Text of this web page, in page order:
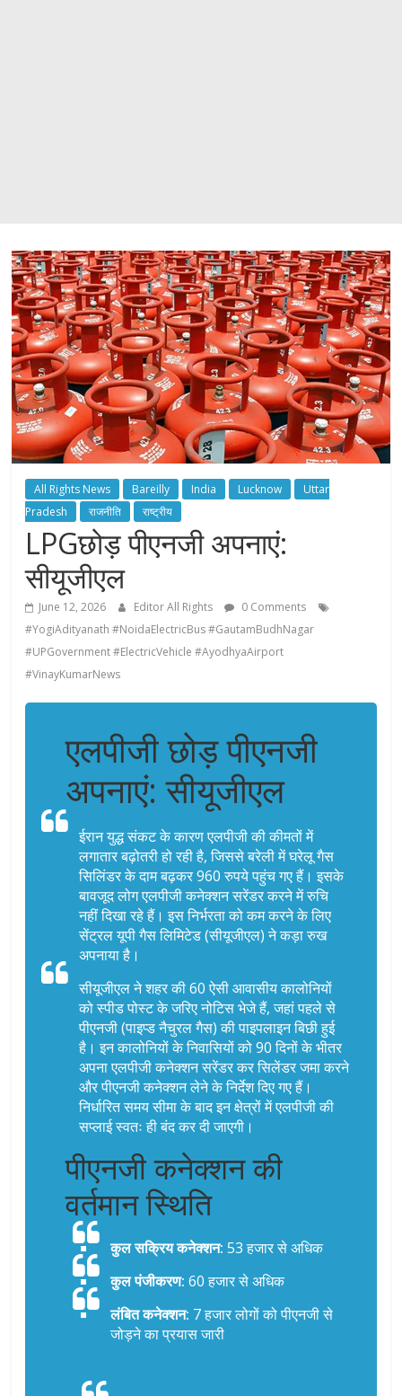
All Rights News Bareilly India Lucknow
Uttar
Pradesh
राजनीति राष्ट्रीय
LPGछोड़ पीएनजी अपनाएं:
सीयूजीएल
June 12, 2026 Editor All Rights
0 Comments
#YogiAdityanath #NoidaElectricBus #GautamBudhNagar
#UPGovernment #ElectricVehicle #AyodhyaAirport
#VinayKumarNews
एलपीजी छोड़ पीएनजी
अपनाएं: सीयूजीएल
ईरान युद्ध संकट के कारण एलपीजी की कीमतों में
लगातार बढ़ोतरी हो रही है, जिससे बरेली में घरेलू गैस
सिलिंडर के दाम बढ़कर 960 रुपये पहुंच गए हैं। इसके
बावजूद लोग एलपीजी कनेक्शन सरेंडर करने में रुचि
नहीं दिखा रहे हैं। इस निर्भरता को कम करने के लिए
सेंट्रल यूपी गैस लिमिटेड (सीयूजीएल) ने कड़ा रुख
अपनाया है।
सीयूजीएल ने शहर की 60 ऐसी आवासीय कालोनियों
को स्पीड पोस्ट के जरिए नोटिस भेजे हैं, जहां पहले से
पीएनजी (पाइप्ड नैचुरल गैस) की पाइपलाइन बिछी हुई
है। इन कालोनियों के निवासियों को 90 दिनों के भीतर
अपना एलपीजी कनेक्शन सरेंडर कर सिलेंडर जमा करने
और पीएनजी कनेक्शन लेने के निर्देश दिए गए हैं।
निर्धारित समय सीमा के बाद इन क्षेत्रों में एलपीजी की
सप्लाई स्वतः ही बंद कर दी जाएगी।
पीएनजी कनेक्शन की
वर्तमान स्थिति
कुल सक्रिय कनेक्शन: 53 हजार से अधिक
कुल पंजीकरण: 60 हजार से अधिक
लंबित कनेक्शन: 7 हजार लोगों को पीएनजी से
जोड़ने का प्रयास जारी